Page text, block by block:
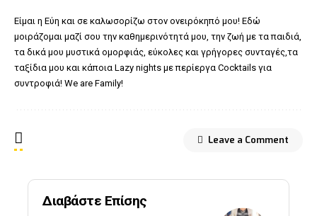
Είμαι η Εύη και σε καλωσορίζω στον ονειρόκηπό μου! Εδώ
μοιράζομαι μαζί σου την καθημερινότητά μου, την ζωή με τα παιδιά,
τα δικά μου μυστικά ομορφιάς, εύκολες και γρήγορες συνταγές,τα
ταξίδια μου και κάποια Lazy nights με περίεργα Cocktails για
συντροφιά! We are Family!
Leave a Comment
Διαβάστε Επίσης